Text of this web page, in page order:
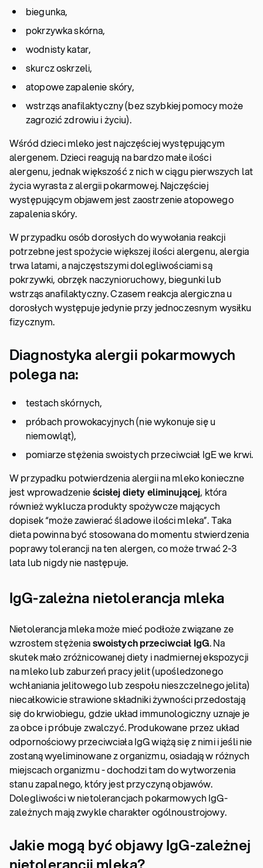
biegunka,
pokrzywka skórna,
wodnisty katar,
skurcz oskrzeli,
atopowe zapalenie skóry,
wstrząs anafilaktyczny (bez szybkiej pomocy może
zagrozić zdrowiu i życiu).
Wśród dzieci mleko jest najczęściej występującym
alergenem. Dzieci reagują na bardzo małe ilości
alergenu, jednak większość z nich w ciągu pierwszych lat
życia wyrasta z alergii pokarmowej. Najczęściej
występującym objawem jest zaostrzenie atopowego
zapalenia skóry.
W przypadku osób dorosłych do wywołania reakcji
potrzebne jest spożycie większej ilości alergenu, alergia
trwa latami, a najczęstszymi dolegliwościami są
pokrzywki, obrzęk naczynioruchowy, biegunki lub
wstrząs anafilaktyczny. Czasem reakcja alergiczna u
dorosłych występuje jedynie przy jednoczesnym wysiłku
fizycznym.
Diagnostyka alergii pokarmowych
polega na:
testach skórnych,
próbach prowokacyjnych (nie wykonuje się u
niemowląt),
pomiarze stężenia swoistych przeciwciał IgE we krwi.
W przypadku potwierdzenia alergii na mleko konieczne
jest wprowadzenieścisłej diety eliminującej, która
również wyklucza produkty spożywcze mających
dopisek “może zawierać śladowe ilości mleka”. Taka
dieta powinna być stosowana do momentu stwierdzenia
poprawy tolerancji na ten alergen, co może trwać 2-3
lata lub nigdy nie następuje.
IgG-zależna nietolerancja mleka
Nietolerancja mleka może mieć podłoże związane ze
wzrostem stężeniaswoistych przeciwciał IgG. Na
skutek mało zróżnicowanej diety i nadmiernej ekspozycji
na mleko lub zaburzeń pracy jelit (upośledzonego
wchłaniania jelitowego lub zespołu nieszczelnego jelita)
niecałkowicie strawione składniki żywności przedostają
się do krwiobiegu, gdzie układ immunologiczny uznaje je
za obce i próbuje zwalczyć. Produkowane przez układ
odpornościowy przeciwciała IgG wiążą się z nimi i jeśli nie
zostaną wyeliminowane z organizmu, osiadają w różnych
miejscach organizmu - dochodzi tam do wytworzenia
stanu zapalnego, który jest przyczyną objawów.
Dolegliwości w nietolerancjach pokarmowych IgG-
zależnych mają zwykle charakter ogólnoustrojowy.
Jakie mogą być objawy IgG-zależnej